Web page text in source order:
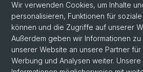
Herbarien Basel
Links
Spenden
Wir verwenden Cookies, um Inhalte
personalisieren, Funktionen für
können und die Zugriffe auf unserer
Außerdem geben wir Informationen
unserer Website an unsere Partner
Werbung und Analysen weiter.